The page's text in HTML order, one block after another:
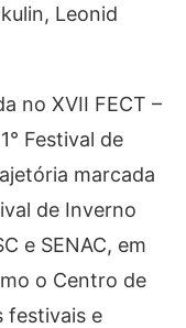
Leonid
no XVII FECT –
Festival de
marcada
de Inverno
e SENAC, em
o Centro de
festivais e